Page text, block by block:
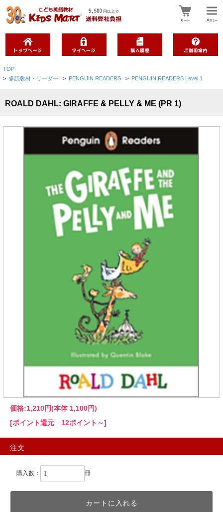
TOP
> 多読教材・リーダー > PENGUIN READERS > PENGUIN READERS Level 1
ROALD DAHL: GIRAFFE & PELLY & ME (PR 1)
価格:1,210円(本体 1,100円)
[ポイント還元 12ポイント～]
注文
購入数： 冊